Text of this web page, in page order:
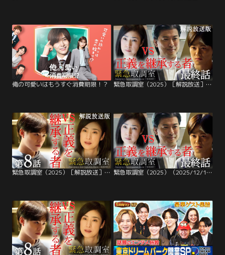
俺の可愛いはもうすぐ消費期限！？ 緊急取調室（2025）［解説放送］ 第09話（最終話）
緊急取調室（2025）［解説放送］ 第08話 緊急取調室（2025）（2025/12/18放送分）第09話（最終話）